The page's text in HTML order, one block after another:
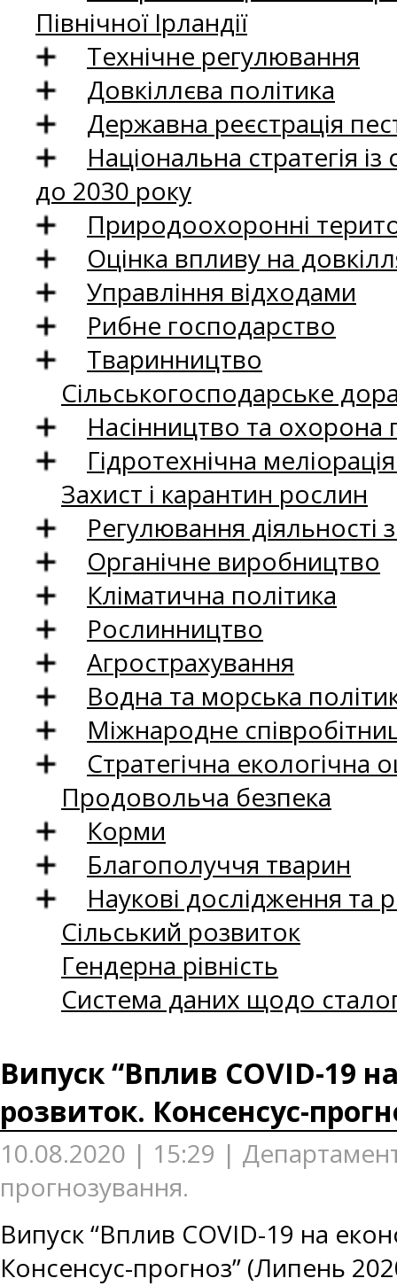
Північної Ірландії
Технічне регулювання
Довкіллєва політика
Державна реєстрація
Національна стратегія
до 2030 року
Природоохоронні
Оцінка впливу на
Управління відходами
Рибне господарство
Тваринництво
Сільськогосподарське
Насінництво та
Гідротехнічна
Захист і карантин рослин
Регулювання
Органічне виробництво
Кліматична політика
Рослинництво
Агрострахування
Водна та морська
Міжнародне
Стратегічна екологічна
Продовольча безпека
Корми
Благополуччя тварин
Наукові дослідження та
Сільський розвиток
Гендерна рівність
Система даних щодо
Випуск “Вплив COVID-19
розвиток. Консенсус-
10.08.2020 | 15:29 |
прогнозування.
Випуск “Вплив COVID-19 на
Консенсус-прогноз” (Липень